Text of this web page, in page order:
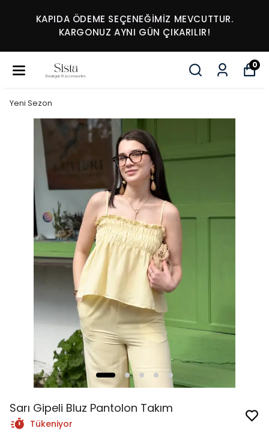
KAPIDA ÖDEME SEÇENEĞİMİZ MEVCUTTUR.
KARGONUZ AYNI GÜN ÇIKARILIR!
0
Yeni Sezon
Sarı Gipeli Bluz Pantolon Takım
Tükeniyor